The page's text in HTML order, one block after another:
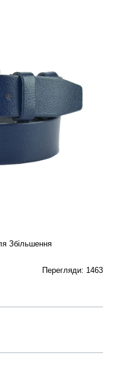
Збільшення
Перегляди: 1463